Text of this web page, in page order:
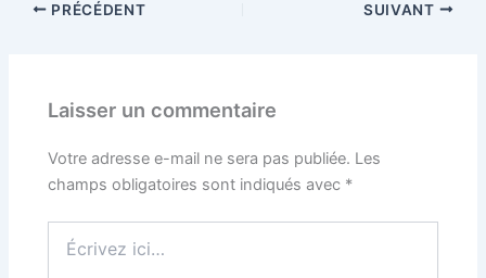
PRÉCÉDENT SUIVANT
Laisser un commentaire
Votre adresse e-mail ne sera pas publiée. Les
champs obligatoires sont indiqués avec *
ici…